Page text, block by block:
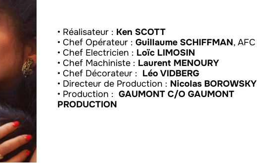
• Réalisateur : Ken SCOTT
• Chef Opérateur : Guillaume SCHIFFMAN, AFC
• Chef Electricien : Loïc LIMOSIN
• Chef Machiniste : Laurent MENOURY
• Chef Décorateur : Léo VIDBERG
• Directeur de Production : Nicolas BOROWSKY
• Production : GAUMONT C/O GAUMONT
PRODUCTION